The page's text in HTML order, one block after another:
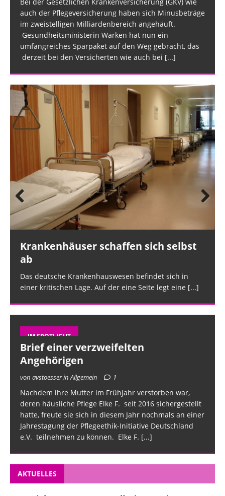
auch der Pflegeversicherung haben sich Minusbeträge
im zweistelligen Milliardenbereich angehäuft.
Gesundheitsministerin Warken hat nun ein
umfangreiches Sparpaket auf den Weg gebracht, das
derzeit bei den Versicherten wie auch bei [...]
Krankenhäuser schaffen sich selbst
ab
Das deutsche Krankenhauswesen befindet sich in
einer kritischen Lage. Auf der eine Seite legt eine [...]
Prev
ious
IM SPOTLIGHT
Brief einer verzweifelten
Angehörigen
von avstoesser in Allgemein 1
Nachdem ihre Mutter im Frühjahr verstorben war,
deren häusliche Pflege Elke F. seit 2016 sichergestellt
hatte, freute sie sich in diesem Jahr nochmals an einer
Jahrestagung der Pflegeethik-Initiative Deutschland
e.V. teilnehmen zu können. Elke F. [...]
AKTUELLES